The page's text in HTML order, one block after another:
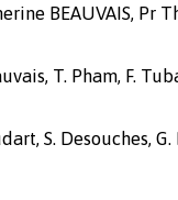
BEAUVAIS, Pr
T. Pham, F.
S. Desouches,